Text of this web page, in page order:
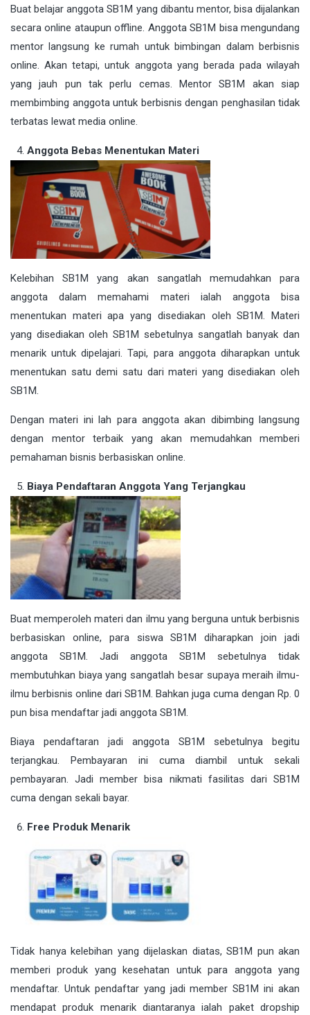
Buat belajar anggota SB1M yang dibantu mentor, bisa dijalankan
secara online ataupun offline. Anggota SB1M bisa mengundang
mentor langsung ke rumah untuk bimbingan dalam berbisnis
online. Akan tetapi, untuk anggota yang berada pada wilayah
yang jauh pun tak perlu cemas. Mentor SB1M akan siap
membimbing anggota untuk berbisnis dengan penghasilan tidak
terbatas lewat media online.
Anggota Bebas Menentukan Materi
Kelebihan SB1M yang akan sangatlah memudahkan para
anggota dalam memahami materi ialah anggota bisa
menentukan materi apa yang disediakan oleh SB1M. Materi
yang disediakan oleh SB1M sebetulnya sangatlah banyak dan
menarik untuk dipelajari. Tapi, para anggota diharapkan untuk
menentukan satu demi satu dari materi yang disediakan oleh
SB1M.
Dengan materi ini lah para anggota akan dibimbing langsung
dengan mentor terbaik yang akan memudahkan memberi
pemahaman bisnis berbasiskan online.
Biaya Pendaftaran Anggota Yang Terjangkau
Buat memperoleh materi dan ilmu yang berguna untuk berbisnis
berbasiskan online, para siswa SB1M diharapkan join jadi
anggota SB1M. Jadi anggota SB1M sebetulnya tidak
membutuhkan biaya yang sangatlah besar supaya meraih ilmu-
ilmu berbisnis online dari SB1M. Bahkan juga cuma dengan Rp. 0
pun bisa mendaftar jadi anggota SB1M.
Biaya pendaftaran jadi anggota SB1M sebetulnya begitu
terjangkau. Pembayaran ini cuma diambil untuk sekali
pembayaran. Jadi member bisa nikmati fasilitas dari SB1M
cuma dengan sekali bayar.
Free Produk Menarik
Tidak hanya kelebihan yang dijelaskan diatas, SB1M pun akan
memberi produk yang kesehatan untuk para anggota yang
mendaftar. Untuk pendaftar yang jadi member SB1M ini akan
mendapat produk menarik diantaranya ialah paket dropship